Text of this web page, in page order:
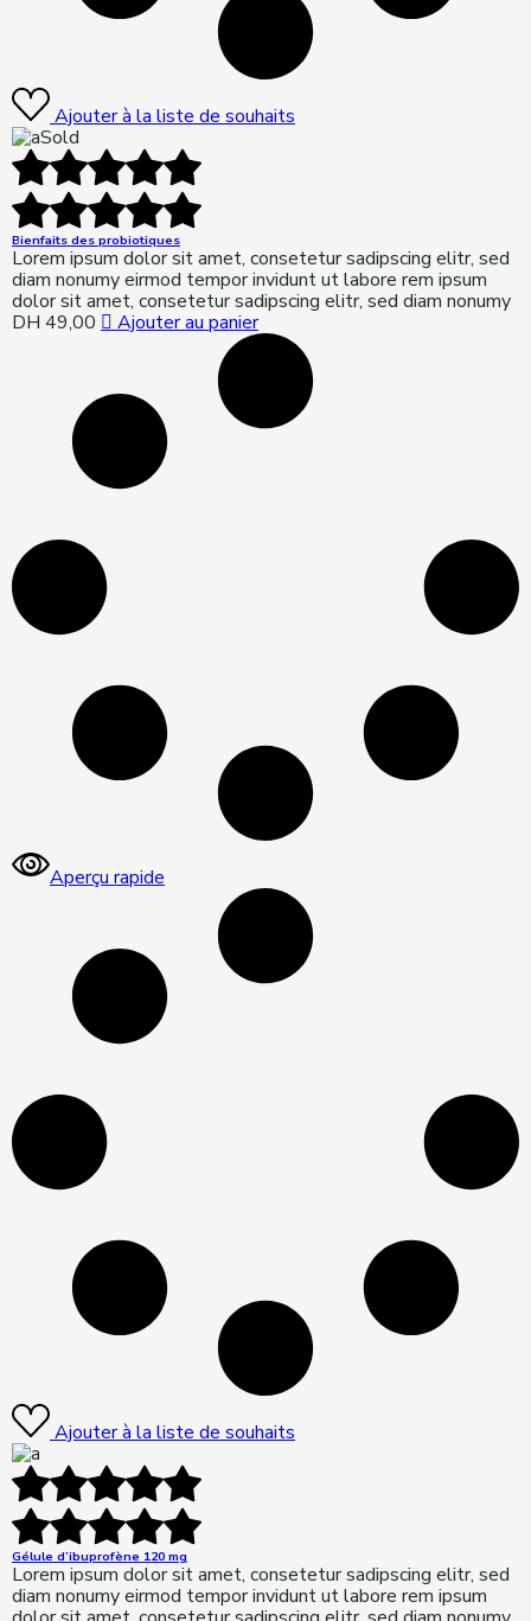
Ajouter à la liste de souhaits
Sold
Bienfaits des probiotiques
Lorem ipsum dolor sit amet, consetetur sadipscing elitr, sed
diam nonumy eirmod tempor invidunt ut labore rem ipsum
dolor sit amet, consetetur sadipscing elitr, sed diam nonumy
DH 49,00 Ajouter au panier
Aperçu rapide
Ajouter à la liste de souhaits
Gélule d’ibuprofène 120 mg
Lorem ipsum dolor sit amet, consetetur sadipscing elitr, sed
diam nonumy eirmod tempor invidunt ut labore rem ipsum